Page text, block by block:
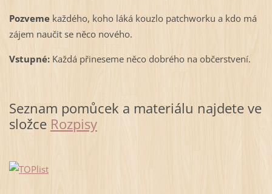
Pozvemekaždého, koho láká kouzlo patchworku a kdo má
zájem naučit se něco nového.
Vstupné:Každá přineseme něco dobrého na občerstvení.
Seznam pomůcek a materiálu najdete ve
složce Rozpisy